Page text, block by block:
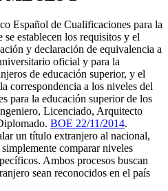
Español de Cualificaciones para la
establecen los requisitos y el
y declaración de equivalencia a
oficial y para la
de educación superior, y el
correspondencia a los niveles del
para la educación superior de los
Licenciado, Arquitecto
BOE 22/11/2014.
un título extranjero al nacional,
comparar niveles
Ambos procesos buscan
sean reconocidos en el país